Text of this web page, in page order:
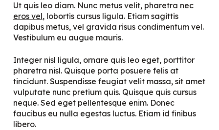
Ut quis leo diam. Nunc metus velit, pharetra nec
eros vel, lobortis cursus ligula. Etiam sagittis
dapibus metus, vel gravida risus condimentum vel.
Vestibulum eu augue mauris.
Integer nisl ligula, ornare quis leo eget, porttitor
pharetra nisl. Quisque porta posuere felis at
tincidunt. Suspendisse feugiat velit massa, sit amet
vulputate nunc pretium quis. Quisque quis cursus
neque. Sed eget pellentesque enim. Donec
faucibus eu nulla egestas luctus. Etiam id finibus
libero.